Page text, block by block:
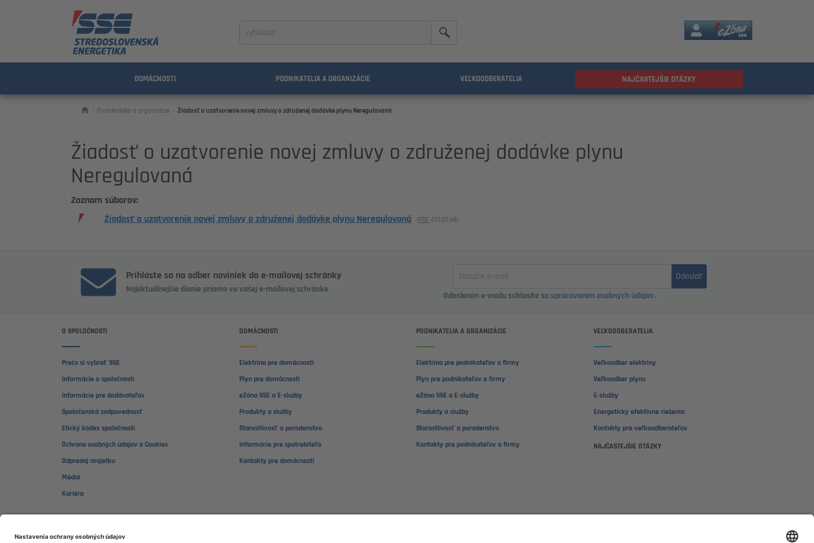
eZóna
Zadajte
výraz
vyhľadanie
DOMÁCNOSTI PODNIKATELIA A ORGANIZÁCIE VEĽKOODBERATELIA NAJČASTEJŠIE OTÁZKY
Podnikatelia a organizácie Žiadosť o uzatvorenie novej zmluvy o združenej dodávke plynu Neregulovaná
Žiadosť o uzatvorenie novej zmluvy o združenej dodávke plynu
Neregulovaná
Zoznam súborov:
Žiadosť o uzatvorenie novej zmluvy o združenej dodávke plynu Neregulovaná
PDF 431,65 kB)
Prihláste sa na odber noviniek do e-mailovej schránky
Najaktuálnejšie dianie priamo vo vašej e-mailovej schránke
Zadajte
Odoslať
Odoslaním e-mailu súhlasíte so spracúvaním osobných údajov.
O SPOLOČNOSTI
Prečo si vybrať SSE
Informácie o spoločnosti
Informácie pre dodávateľov
Spoločenská zodpovednosť
Etický kódex spoločnosti
Ochrana osobných údajov a Cookies
Odpredaj majetku
Médiá
Kariéra
DOMÁCNOSTI
Elektrina pre domácnosti
Plyn pre domácnosti
eZóna SSE a E-služby
Produkty a služby
Starostlivosť a poradenstvo
Informácie pre spotrebiteľa
Kontakty pre domácnosti
PODNIKATELIA A ORGANIZÁCIE
Elektrina pre podnikateľov a firmy
Plyn pre podnikateľov a firmy
eZóna SSE a E-služby
Produkty a služby
Starostlivosť a poradenstvo
Kontakty pre podnikateľov a firmy
VEĽKOODBERATELIA
Veľkoodber elektriny
Veľkoodber plynu
E-služby
Energeticky efektívne riešenia
Kontakty pre veľkoodberateľov
NAJČASTEJŠIE OTÁZKY